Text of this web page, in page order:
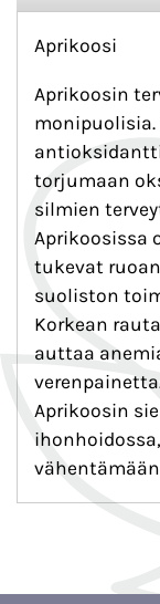
Aprikoosi
Aprikoosin
monipuolisia.
torjumaan
silmien
Aprikoosissa
tukevat
suoliston
Korkean
auttaa
Aprikoosin